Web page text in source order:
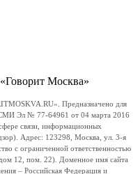
Москва»
Предназначено для
СМИ Эл № 77-64961 от 04 марта 2016
связи, информационных
Адрес: 123298, Москва, ул. 3-я
с ограниченной ответственностью
12, пом. 22). Доменное имя сайта
– Российская Федерация и